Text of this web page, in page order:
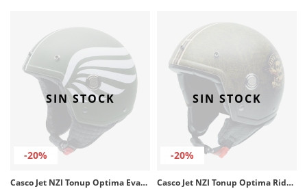
-20%
SIN STOCK
Casco Jet NZI Tonup Optima Evasión Mate
-20%
SIN STOCK
Casco Jet NZI Tonup Optima Ride Free Mate